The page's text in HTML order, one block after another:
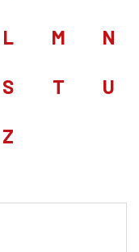
L M N
S T U
Z